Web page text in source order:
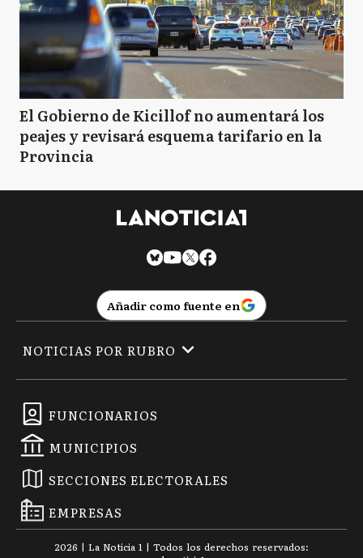
El Gobierno de Kicillof no aumentará los
peajes y revisará esquema tarifario en la
Provincia
Añadir como fuente en
FUNCIONARIOS
MUNICIPIOS
SECCIONES ELECTORALES
EMPRESAS
NOTICIAS POR RUBRO
2026 | La Noticia 1 | Todos los derechos reservados: